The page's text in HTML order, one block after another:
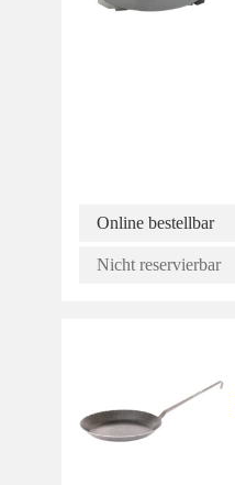
Online bestellbar
Nicht reservierbar